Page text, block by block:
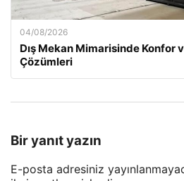
04/08/2026
Dış Mekan Mimarisinde Konfor
Çözümleri
Bir yanıt yazın
E-posta adresiniz